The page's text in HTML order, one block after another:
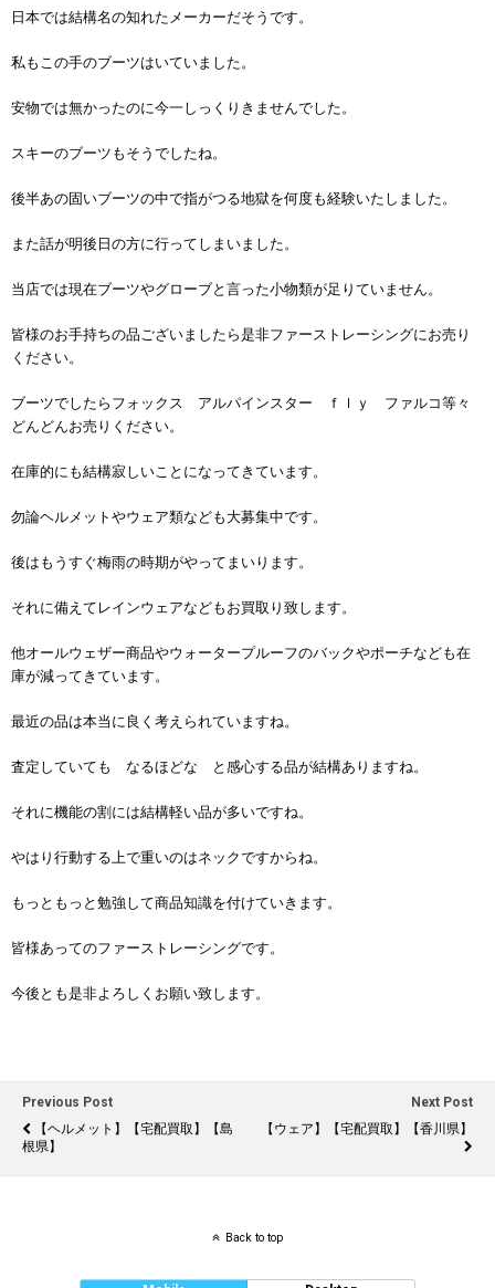
日本では結構名の知れたメーカーだそうです。
私もこの手のブーツはいていました。
安物では無かったのに今一しっくりきませんでした。
スキーのブーツもそうでしたね。
後半あの固いブーツの中で指がつる地獄を何度も経験いたしました。
また話が明後日の方に行ってしまいました。
当店では現在ブーツやグローブと言った小物類が足りていません。
皆様のお手持ちの品ございましたら是非ファーストレーシングにお売り
ください。
ブーツでしたらフォックス アルパインスター ｆｌｙ ファルコ等々
どんどんお売りください。
在庫的にも結構寂しいことになってきています。
勿論ヘルメットやウェア類なども大募集中です。
後はもうすぐ梅雨の時期がやってまいります。
それに備えてレインウェアなどもお買取り致します。
他オールウェザー商品やウォータープルーフのバックやポーチなども在
庫が減ってきています。
最近の品は本当に良く考えられていますね。
査定していても なるほどな と感心する品が結構ありますね。
それに機能の割には結構軽い品が多いですね。
やはり行動する上で重いのはネックですからね。
もっともっと勉強して商品知識を付けていきます。
皆様あってのファーストレーシングです。
今後とも是非よろしくお願い致します。
Previous Post
【ヘルメット】【宅配買取】【島
根県】
Next Post
【ウェア】【宅配買取】【香川県】
Back to top